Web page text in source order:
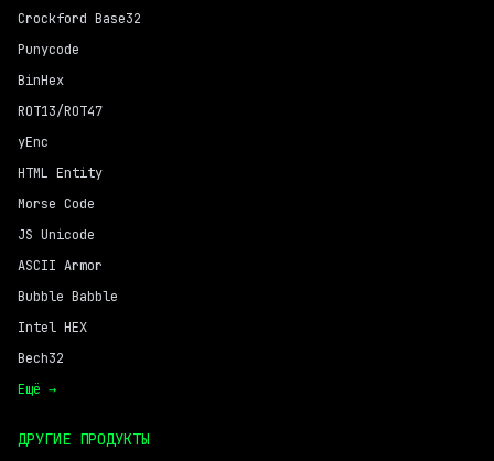
Crockford Base32
Punycode
BinHex
ROT13/ROT47
yEnc
HTML Entity
Morse Code
JS Unicode
ASCII Armor
Bubble Babble
Intel HEX
Bech32
Ещё →
ДРУГИЕ ПРОДУКТЫ